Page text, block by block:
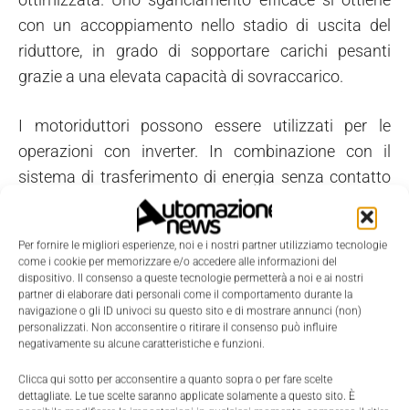
Per fornire le migliori esperienze, noi e i nostri partner utilizziamo tecnologie
come i cookie per memorizzare e/o accedere alle informazioni del
dispositivo. Il consenso a queste tecnologie permetterà a noi e ai nostri
partner di elaborare dati personali come il comportamento durante la
navigazione o gli ID univoci su questo sito e di mostrare annunci (non)
personalizzati. Non acconsentire o ritirare il consenso può influire
negativamente su alcune caratteristiche e funzioni.
Clicca qui sotto per acconsentire a quanto sopra o per fare scelte
dettagliate. Le tue scelte saranno applicate solamente a questo sito. È
con un accoppiamento nello stadio di uscita del
riduttore, in grado di sopportare carichi pesanti
grazie a una elevata capacità di sovraccarico.
I motoriduttori possono essere utilizzati per le
operazioni con inverter. In combinazione con il
sistema di trasferimento di energia senza contatto
Movitrans, il package è completo.